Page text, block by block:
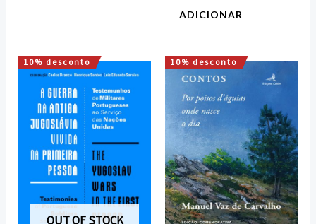
ADICIONAR
10% desconto
OUT OF STOCK
O
preço
original
era:
22,00 €.
O
preço
atual
é:
19,80 €.
10% desconto
O
preço
original
era:
14,00 €.
O
atual
12,60 €.